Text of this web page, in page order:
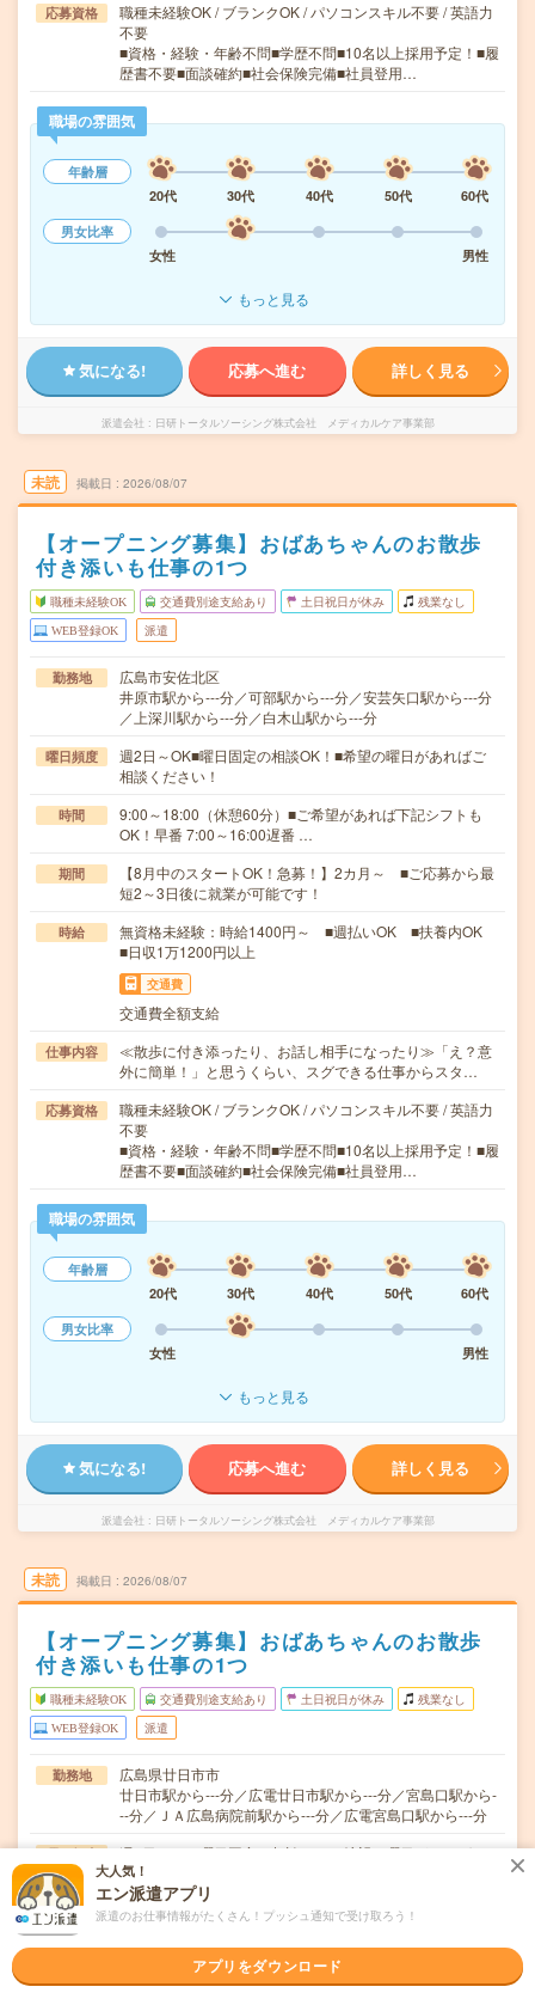
応募資格
職種未経験OK / ブランクOK / パソコンスキル不要 / 英語力
不要
■資格・経験・年齢不問■学歴不問■10名以上採用予定！■履
歴書不要■面談確約■社会保険完備■社員登用…
職場の雰囲気
年齢層
20代
30代 40代 50代
60代
男女比率
女性
男性
もっと見る
気になる! 応募へ進む 詳しく見る
派遣会社 日研トータルソーシング株式会社 メディカルケア事業部
未読 掲載日 2026/08/07
【オープニング募集】おばあちゃんのお散歩
付き添いも仕事の1つ
職種未経験OK 交通費別途支給あり 土日祝日が休み 残業なし
WEB登録OK 派遣
勤務地
広島市安佐北区
井原市駅から---分／可部駅から---分／安芸矢口駅から---分
／上深川駅から---分／白木山駅から---分
曜日頻度
週2日～OK■曜日固定の相談OK！■希望の曜日があればご
相談ください！
時間
9:00～18:00（休憩60分）■ご希望があれば下記シフトも
OK！早番 7:00～16:00遅番 …
期間
【8月中のスタートOK！急募！】2カ月～ ■ご応募から最
短2～3日後に就業が可能です！
時給
無資格未経験：時給1400円～ ■週払いOK ■扶養内OK
■日収1万1200円以上
交通費
交通費全額支給
仕事内容
≪散歩に付き添ったり、お話し相手になったり≫「え？意
外に簡単！」と思うくらい、スグできる仕事からスタ…
応募資格
職種未経験OK / ブランクOK / パソコンスキル不要 / 英語力
不要
■資格・経験・年齢不問■学歴不問■10名以上採用予定！■履
歴書不要■面談確約■社会保険完備■社員登用…
職場の雰囲気
年齢層
20代
30代 40代 50代
60代
男女比率
女性
男性
もっと見る
気になる! 応募へ進む 詳しく見る
派遣会社 日研トータルソーシング株式会社 メディカルケア事業部
未読 掲載日 2026/08/07
【オープニング募集】おばあちゃんのお散歩
付き添いも仕事の1つ
職種未経験OK 交通費別途支給あり 土日祝日が休み 残業なし
WEB登録OK 派遣
勤務地
広島県廿日市市
廿日市駅から---分／広電廿日市駅から---分／宮島口駅から-
--分／ＪＡ広島病院前駅から---分／広電宮島口駅から---分
曜日頻度
週2日～OK■曜日固定の相談OK！■希望の曜日があればご
相談ください！
時間
9:00～18:00（休憩60分）■ご希望があれば下記シフトも
【8月中のスタートOK！急募！】2カ月～ ■ご応募から最
短2～3日後に就業が可能です！
大人気！
エン派遣アプリ
派遣のお仕事情報がたくさん！プッシュ通知で受け取ろう！
アプリをダウンロード